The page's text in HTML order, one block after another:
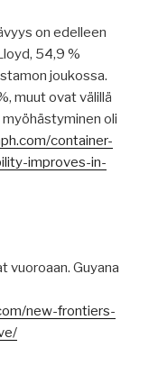
on edelleen
54,9 %
joukossa.
muut ovat välillä
oli
container-
improves-in-
Guyana
new-frontiers-